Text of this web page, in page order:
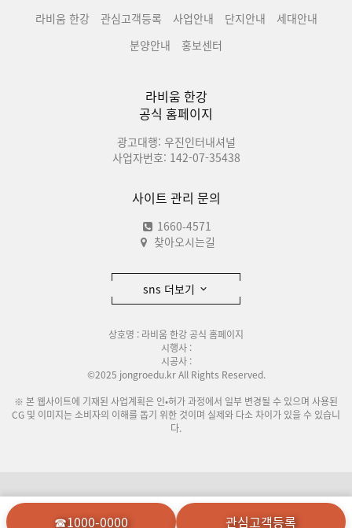
라비움 한강 관심고객등록 사업안내 단지안내
세대안내
분양안내
홍보센터
라비움 한강
공식 홈페이지
광고대행: 우진인터내셔널
사업자번호: 142-07-35438
사이트 관리 문의
1660-4571
찾아오시는길
sns 더보기
상호명 : 라비움 한강 공식 홈페이지
시행사 :
시공사 :
©2025 jongroedu.kr All Rights Reserved.
※ 본 웹사이트에 기재된 사업계획은 인•허가 과정에서 일부 변경될 수 있으며 사용된
CG 및 이미지는 소비자의 이해를 돕기 위한 것이며 실제와 다소 차이가 있을 수 있습니
다.
이용안내 개인정보처리방침
☎1000-0000 관심고객등록